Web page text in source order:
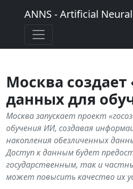
ANNS - Artificial
Москва создает
данных для
Москва запускает проект
обучения ИИ, создавая
накопления обезличенных
Доступ к данным будет
государственным, так и
может повысить качество их